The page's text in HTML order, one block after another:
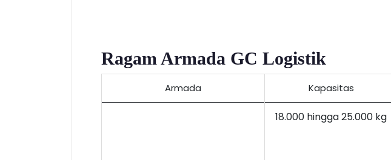
Ragam Armada GC Logistik
Armada Kapasitas
18.000 hingga 25.000 kg